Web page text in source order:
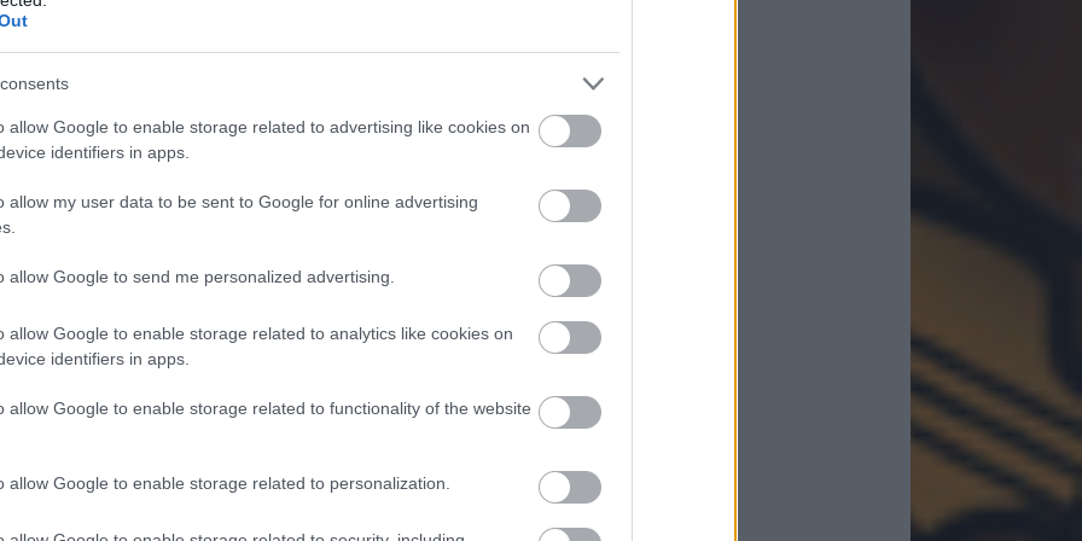
allow Google to enable storage related to advertising like cookies on
identifiers in apps.
allow my user data to be sent to Google for online advertising
allow Google to send me personalized advertising.
allow Google to enable storage related to analytics like cookies on
identifiers in apps.
allow Google to enable storage related to functionality of the website
allow Google to enable storage related to personalization.
van leírva angolul, és hát persze az a fele, ami
gyorsvonatnál, meg hát a reptéren is
reptéren), és a szöuli pályaudvaron is, mivel a
a metróba vezetett volna le, nem pedig a
mennem a metróba, ahhoz, hogy a másik
kavarodás volt, de valami ellenőr végül
hogy eszem ágában sincs metrózni, csak
volt sokkal jobb: a szállásom egy hostel volt, és
meg a szobában is dermesztő hideggel.
(tehát étterem) a tetőn került kialakításra, és
belorusz(1
bosznia-hercegovina
bulgária
2
csehország
dánia(1
feröer szigetek
finnország
franciaország
görögország
hegyi karabah
hollandia (1
írország(1
koszovó
2